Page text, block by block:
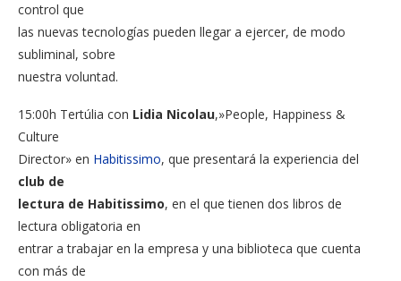
control que
las nuevas tecnologías pueden llegar a ejercer, de modo
subliminal, sobre
nuestra voluntad.
15:00h Tertúlia con Lidia Nicolau,»People, Happiness &
Culture
Director» en Habitissimo, que presentará la experiencia del
club de
lectura de Habitissimo, en el quetienen dos libros de
lectura obligatoria en
entrar a trabajar en la empresa y una biblioteca que cuenta
con más de